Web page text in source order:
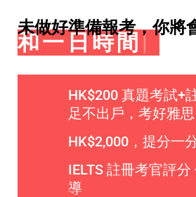
未做好準備報考，你將
和一日|
HK$200 真題考試+
足不出戶，考好雅思
HK$2,000，提分一
IELTS 註冊考官評
導